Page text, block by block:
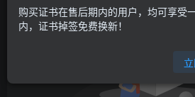
购买证书在售后期内的用户，均可享受
内，证书掉签免费换新！